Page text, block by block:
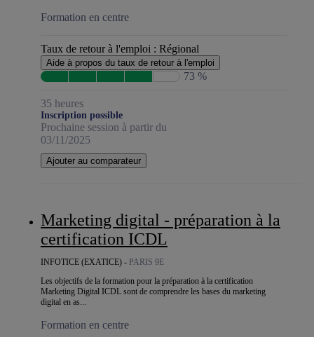
Formation en centre
Taux de retour à l'emploi : Régional
Aide à propos du taux de retour à l'emploi
73 %
35 heures
Inscription possible
Prochaine session à partir du
03/11/2025
Ajouter au comparateur
Marketing digital - préparation à la
certification ICDL
INFOTICE (EXATICE) - PARIS 9E
Les objectifs de la formation pour la préparation à la certification
Marketing Digital ICDL sont de comprendre les bases du marketing
digital en as...
Formation en centre